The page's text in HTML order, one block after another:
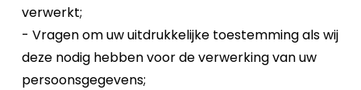
verwerkt;
- Vragen om uw uitdrukkelijke toestemming als wij
deze nodig hebben voor de verwerking van uw
persoonsgegevens;